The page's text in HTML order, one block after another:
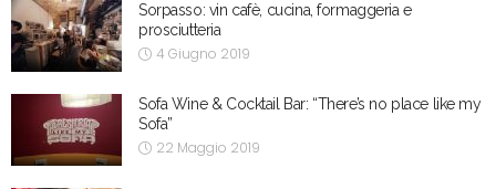
Sorpasso: vin cafè, cucina, formaggeria e
prosciutteria
4 Giugno 2019
Sofa Wine & Cocktail Bar: “There’s no place like my
Sofa”
22 Maggio 2019